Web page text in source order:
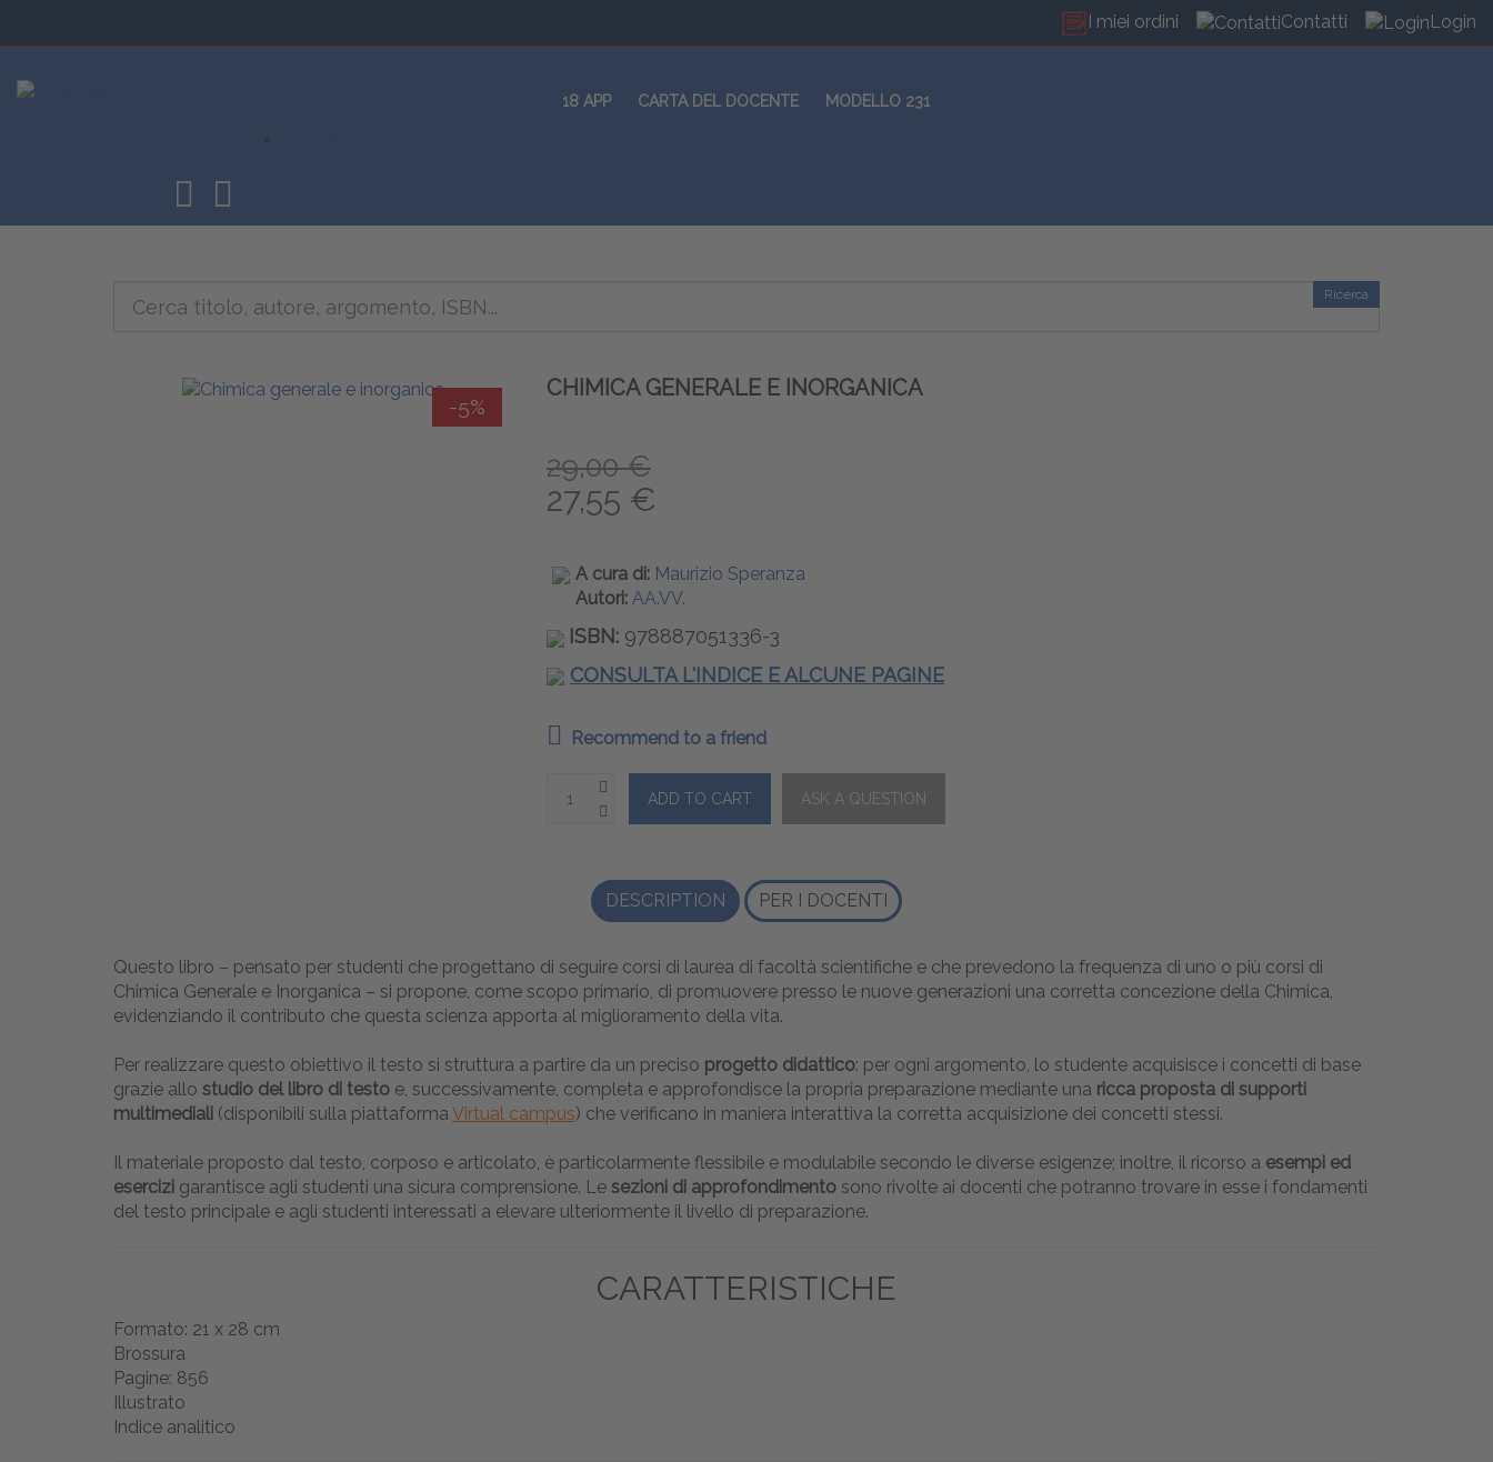
I miei ordini Contatti Login
18 APP CARTA DEL DOCENTE MODELLO 231
Ricerca
-5%
CHIMICA GENERALE E INORGANICA
29,00 €
27,55 €
A cura di: Maurizio Speranza
Autori: AA.VV.
ISBN: 978887051336-3
CONSULTA L'INDICE E ALCUNE PAGINE
Recommend to a friend
DESCRIPTION PER I DOCENTI
Questo libro – pensato per studenti che progettano di seguire corsi di laurea di facoltà scientifiche e che prevedono la frequenza di uno o più corsi di
Chimica Generale e Inorganica – si propone, come scopo primario, di promuovere presso le nuove generazioni una corretta concezione della Chimica,
evidenziando il contributo che questa scienza apporta al miglioramento della vita.
Per realizzare questo obiettivo il testo si struttura a partire da un preciso progetto didattico: per ogni argomento, lo studente acquisisce i concetti di base
grazie allo studio del libro di testo e, successivamente, completa e approfondisce la propria preparazione mediante una ricca proposta di supporti
multimediali (disponibili sulla piattaforma Virtual campus) che verificano in maniera interattiva la corretta acquisizione dei concetti stessi.
Il materiale proposto dal testo, corposo e articolato, è particolarmente flessibile e modulabile secondo le diverse esigenze; inoltre, il ricorso a esempi ed
esercizi garantisce agli studenti una sicura comprensione. Le sezioni di approfondimento sono rivolte ai docenti che potranno trovare in esse i fondamenti
del testo principale e agli studenti interessati a elevare ulteriormente il livello di preparazione.
CARATTERISTICHE
Formato: 21 x 28 cm
Brossura
Pagine: 856
Illustrato
Indice analitico